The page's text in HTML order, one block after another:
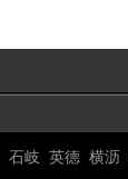
石岐 英德 横沥